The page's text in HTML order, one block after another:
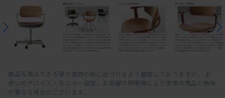
商品写真はできる限り実物の色に近づけるよう徹底しておりますが、 お
使いのデバイス・モニター設定、お部屋の照明等により実際の商品と色味
が異なる場合がございます。